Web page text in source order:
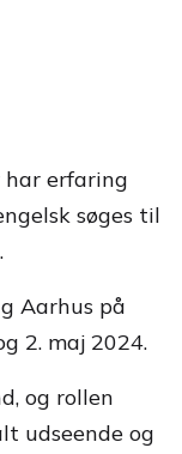
har erfaring
søges til
Aarhus på
2. maj 2024.
og rollen
udseende og